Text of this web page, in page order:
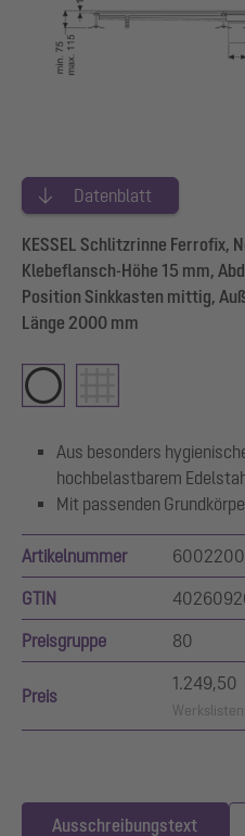
Datenblatt
KESSEL Schlitzrinne Ferrofix,
Klebeflansch-Höhe 15 mm,
Position Sinkkasten mittig,
Länge 2000 mm
Aus besonders
hochbelastbarem
Mit passenden
Artikelnummer 6002200
GTIN
Preisgruppe 80
Preis
1.249,50
Ausschreibungstext